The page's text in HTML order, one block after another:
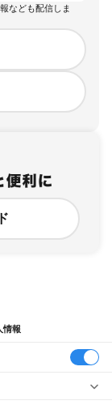
なども配信しま
情報